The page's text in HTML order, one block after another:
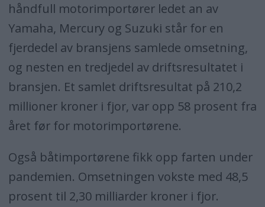
håndfull motorimportører ledet an av
Yamaha, Mercury og Suzuki står for en
fjerdedel av bransjens samlede omsetning,
og nesten en tredjedel av driftsresultatet i
bransjen. Et samlet driftsresultat på 210,2
millioner kroner i fjor, var opp 58 prosent fra
året før for motorimportørene.
Også båtimportørene fikk opp farten under
pandemien. Omsetningen vokste med 48,5
prosent til 2,30 milliarder kroner i fjor.